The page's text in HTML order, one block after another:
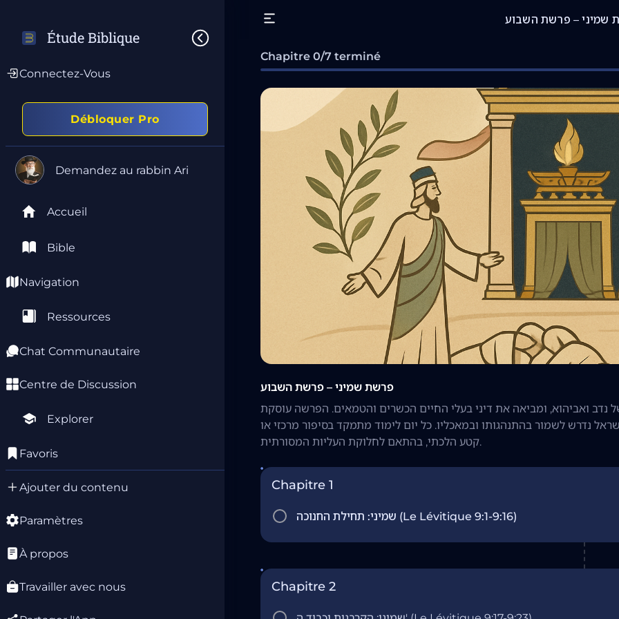
Étude Biblique
Connectez-Vous
Débloquer Pro
Demandez au rabbin Ari
Accueil
Bible
Navigation
Ressources
Chat Communautaire
Centre de Discussion
Explorer
Favoris
Ajouter du contenu
Paramètres
À propos
Travailler avec nous
שמיני – פרשת השבוע
Chapitre 0/7 terminé
פרשת שמיני – פרשת השבוע
ואביהוא, ומביאה את דיני בעלי החיים הכשרים והטמאים. הפרשה עוסקת
נדרש לשמור בהתנהגותו ובמאכליו. כל יום לימוד מתמקד בסיפור מרכזי או
קטע הלכתי, בהתאם לחלוקת העליות המסורתית.
Chapitre 1
שמיני: תחילת החנוכה (Le Lévitique 9:1-9:16)
Chapitre 2